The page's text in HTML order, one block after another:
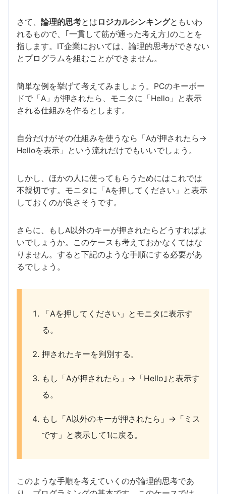
さて、 論理的思考とは ロジカルシンキングともいわ
れるもので、｢一貫して筋が通った考え方｣のことを
指します。IT企業においては、論理的思考ができない
とプログラムを組むことができません。
簡単な例を挙げて考えてみましょう。PCのキーボー
ドで「A」が押されたら、モニタに「Hello」と表示
される仕組みを作るとします。
自分だけがその仕組みを使うなら「Aが押されたら→
Helloを表示」という流れだけでもいいでしょう。
しかし、ほかの人に使ってもらうためにはこれでは
不親切です。モニタに「Aを押してください」と表示
しておくのが良さそうです。
さらに、もしA以外のキーが押されたらどうすればよ
いでしょうか。このケースも考えておかなくてはな
りません。すると下記のような手順にする必要があ
るでしょう。
「Aを押してください」とモニタに表示す
る。
押されたキーを判別する。
もし「Aが押されたら」→「Hello｣と表示す
る。
もし「A以外のキーが押されたら」→「ミス
です」と表示して1に戻る。
このような手順を考えていくのが論理的思考であ